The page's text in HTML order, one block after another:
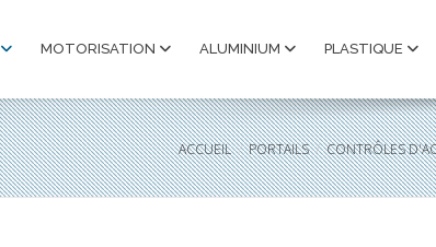
MOTORISATION ALUMINIUM PLASTIQUE
ACCUEIL PORTAILS CONTRÔLES